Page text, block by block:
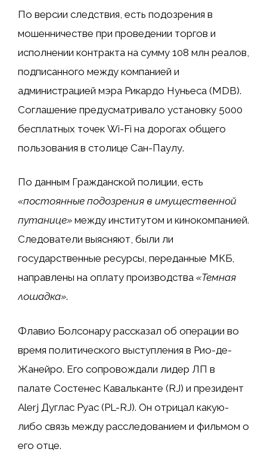
По версии следствия, есть подозрения в
мошенничестве при проведении торгов и
исполнении контракта на сумму 108 млн реалов,
подписанного между компанией и
администрацией мэра Рикардо Нуньеса (MDB).
Соглашение предусматривало установку 5000
бесплатных точек Wi-Fi на дорогах общего
пользования в столице Сан-Паулу.
По данным Гражданской полиции, есть
«постоянные подозрения в имущественной
путанице» между институтом и кинокомпанией.
Следователи выясняют, были ли
государственные ресурсы, переданные МКБ,
направлены на оплату производства «Темная
лошадка».
Флавио Болсонару рассказал об операции во
время политического выступления в Рио-де-
Жанейро. Его сопровождали лидер ЛП в
палате Состенес Кавальканте (RJ) и президент
Alerj Дуглас Руас (PL-RJ). Он отрицал какую-
либо связь между расследованием и фильмом о
его отце.